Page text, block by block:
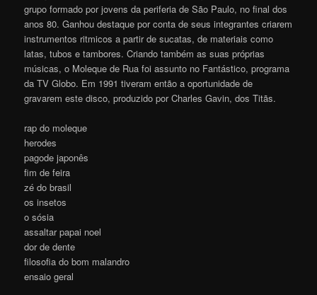
grupo formado por jovens da periferia de São Paulo, no final dos
anos 80. Ganhou destaque por conta de seus integrantes criarem
instrumentos ritmicos a partir de sucatas, de materiais como
latas, tubos e tambores. Criando também as suas próprias
músicas, o Moleque de Rua foi assunto no Fantástico, programa
da TV Globo. Em 1991 tiveram então a oportunidade de
gravarem este disco, produzido por Charles Gavin, dos Titãs.
rap do moleque
herodes
pagode japonês
fim de feira
zé do brasil
os insetos
o sósia
assaltar papai noel
dor de dente
filosofia do bom malandro
ensaio geral